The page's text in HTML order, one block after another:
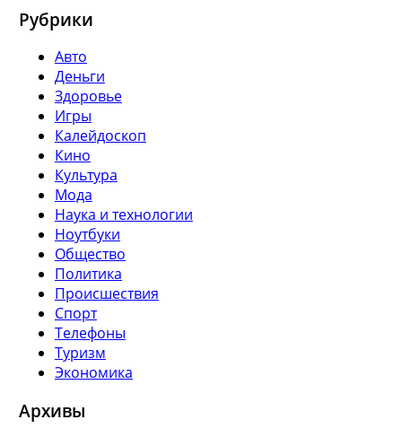
Рубрики
Авто
Деньги
Здоровье
Игры
Калейдоскоп
Кино
Культура
Мода
Наука и технологии
Ноутбуки
Общество
Политика
Происшествия
Спорт
Телефоны
Туризм
Экономика
Архивы